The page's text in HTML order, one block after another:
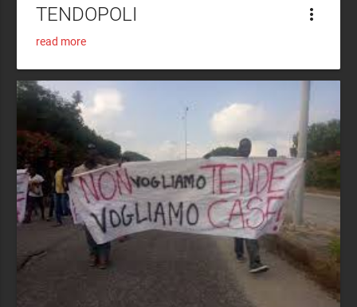
TENDOPOLI
more_vert
read more